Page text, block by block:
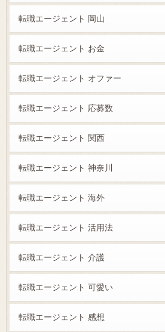
転職エージェント 岡山
転職エージェント お金
転職エージェント オファー
転職エージェント 応募数
転職エージェント 関西
転職エージェント 神奈川
転職エージェント 海外
転職エージェント 活用法
転職エージェント 介護
転職エージェント 可愛い
転職エージェント 感想